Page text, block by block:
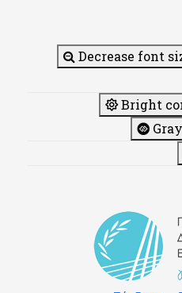
Decrease font
Bright